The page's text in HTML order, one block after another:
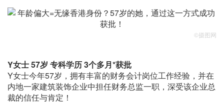
©摄图网
Y女士 57岁 专科学历 3个多月*获批
Y女士今年57岁，拥有丰富的财务会计岗位工作经验，并在
内地一家建筑装饰企业中担任财务总监一职，深受该企业总
裁的信任与肯定！